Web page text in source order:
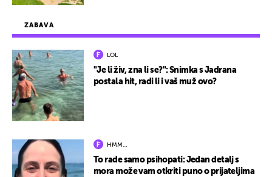
ZABAVA
LOL
"Je li živ, zna li se?": Snimka s Jadrana
postala hit, radi li i vaš muž ovo?
HMM…
To rade samo psihopati: Jedan detalj s
mora može vam otkriti puno o prijateljima